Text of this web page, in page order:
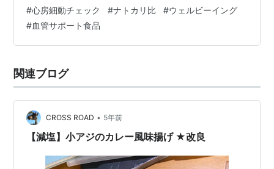
#心房細動チェック #ナトカリ比 #ウェルビーイング
#血管サポート食品
関連ブログ
CROSS ROAD • 5年前
【減塩】小アジのカレー風味揚げ ★改良